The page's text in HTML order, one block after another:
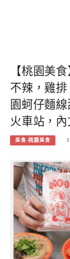
【桃園美
不辣，雞
園蚵仔麵
火車站，
美食-桃園美食